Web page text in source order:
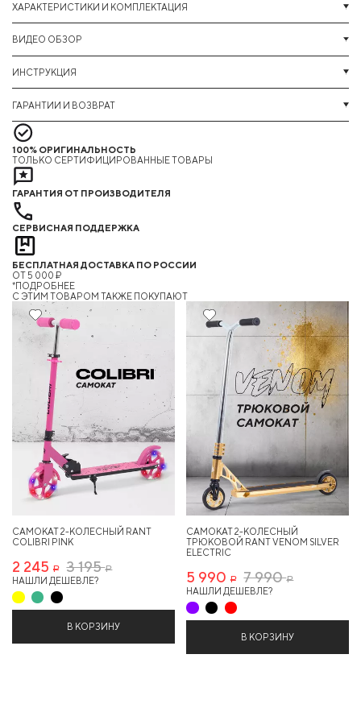
ХАРАКТЕРИСТИКИ И КОМПЛЕКТАЦИЯ
ВИДЕО ОБЗОР
ИНСТРУКЦИЯ
ГАРАНТИИ И ВОЗВРАТ
100% ОРИГИНАЛЬНОСТЬ
ТОЛЬКО СЕРТИФИЦИРОВАННЫЕ ТОВАРЫ
ГАРАНТИЯ ОТ ПРОИЗВОДИТЕЛЯ
СЕРВИСНАЯ ПОДДЕРЖКА
БЕСПЛАТНАЯ ДОСТАВКА ПО РОССИИ
ОТ 5 000 ₽
*ПОДРОБНЕЕ
C ЭТИМ ТОВАРОМ ТАКЖЕ ПОКУПАЮТ
29%
САМОКАТ 2-КОЛЕСНЫЙ RANT
COLIBRI PINK
2 245 Р 3 195Р
НАШЛИ ДЕШЕВЛЕ?
В КОРЗИНУ
25%
САМОКАТ 2-КОЛЕСНЫЙ
ТРЮКОВОЙ RANT VENOM SILVER
ELECTRIC
5 990 Р 7 990Р
НАШЛИ ДЕШЕВЛЕ?
В КОРЗИНУ